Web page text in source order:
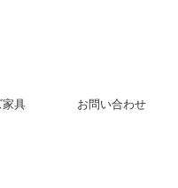
家具 お問い合わせ